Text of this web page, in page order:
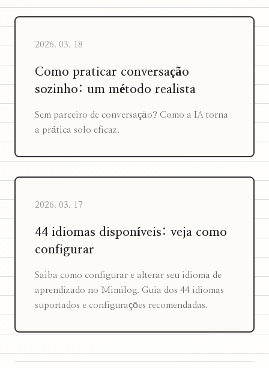
2026. 03. 18
Como praticar conversação
sozinho: um método realista
Sem parceiro de conversação? Como a IA torna
a prática solo eficaz.
2026. 03. 17
44 idiomas disponíveis: veja como
configurar
Saiba como configurar e alterar seu idioma de
aprendizado no Mimilog. Guia dos 44 idiomas
suportados e configurações recomendadas.